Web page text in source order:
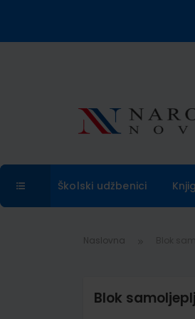
Školski udžbenici
Naslovna
Blok